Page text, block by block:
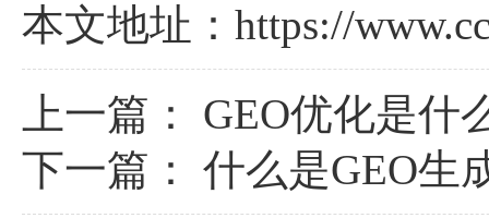
本文地址： https://
上一篇： GEO优化是什
下一篇： 什么是GEO生